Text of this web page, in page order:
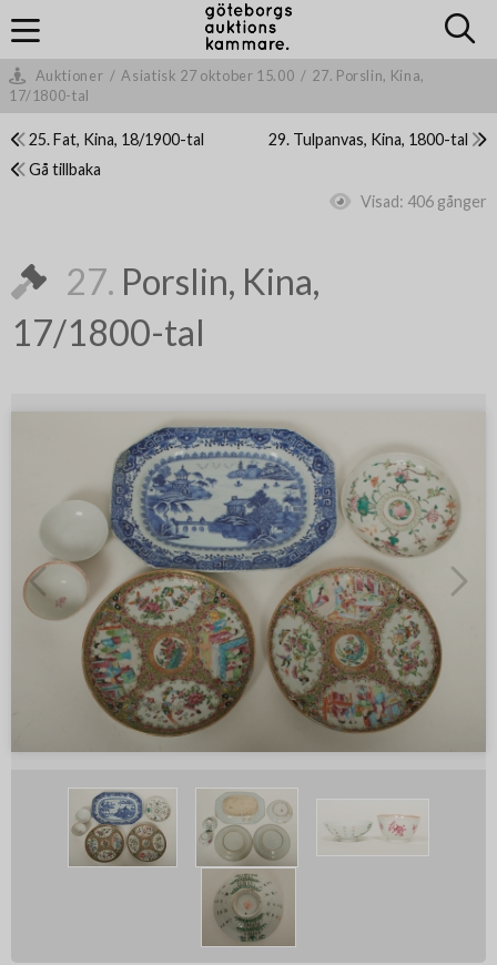
Auktioner / Asiatisk 27 oktober 15.00 / 27. Porslin, Kina,
17/1800-tal
25. Fat, Kina, 18/1900-tal
29. Tulpanvas, Kina, 1800-tal
Gå tillbaka
Visad: 406 gånger
27. Porslin, Kina,
17/1800-tal